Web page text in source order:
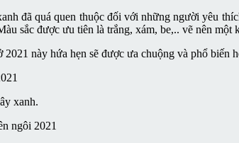
đã quá quen thuộc đối với những người yêu
sắc được ưu tiên là trắng, xám, be,.. vẽ nên một
2021 này hứa hẹn sẽ được ưa chuộng và phổ biến
xanh.